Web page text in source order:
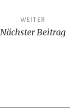
WEITER
Nächster Beitrag